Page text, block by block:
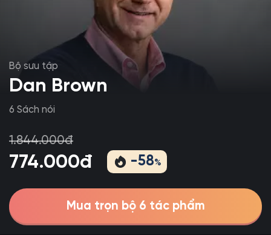
Bộ sưu tập
Dan Brown
6 Sách nói
1.844.000đ
774.000đ -58%
Mua trọn bộ 6 tác phẩm